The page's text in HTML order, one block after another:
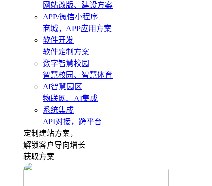
网站改版、建设方案
APP/微信小程序
商城，APP应用方案
软件开发
软件定制方案
数字智慧校园
智慧校园、智慧体育
AI智慧园区
物联网、AI集成
系统集成
API对接，跨平台
定制建站方案，
解锁客户导向增长
获取方案